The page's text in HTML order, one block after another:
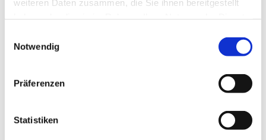
weiteren Daten zusammen, die Sie ihnen bereitgestellt
Notwendig
Präferenzen
Statistiken
Schnelle Bewerbung
Facharzt Radiologie (m/w/d) Voll-
Neu!